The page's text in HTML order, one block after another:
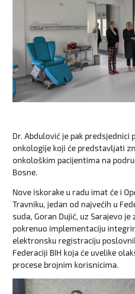
Dr. Abdulović je pak predsjednici
onkologije koji će predstavljati
onkološkim pacijentima na
Bosne.
Nove iskorake u radu imat će i
Travniku, jedan od najvećih u
suda, Goran Dujić, uz Sarajevo je
pokrenuo implementaciju
elektronsku registraciju
Federaciji BIH koja će uvelike
procese brojnim korisnicima.